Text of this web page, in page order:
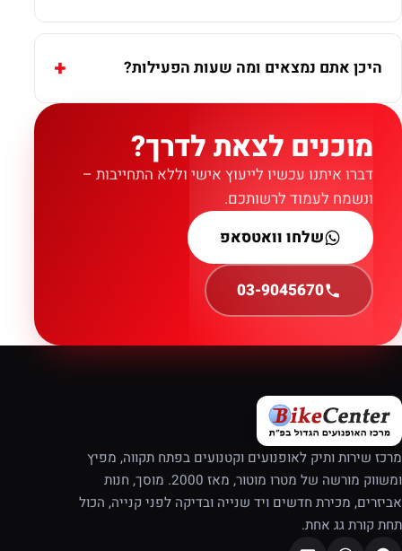
היכן אתם נמצאים ומה שעות הפעילות?
מוכנים לצאת לדרך?
דברו איתנו עכשיו לייעוץ אישי וללא התחייבות –
ונשמח לעמוד לרשותכם.
שלחו וואטסאפ
03-9045670
מרכז שירות ותיק לאופנועים וקטנועים בפתח תקווה, מפיץ
ומשווק מורשה של מטרו מוטור, מאז 2000. מוסך, חנות
אביזרים, מכירת חדשים ויד שנייה ובדיקה לפני קנייה, הכול
תחת קורת גג אחת.